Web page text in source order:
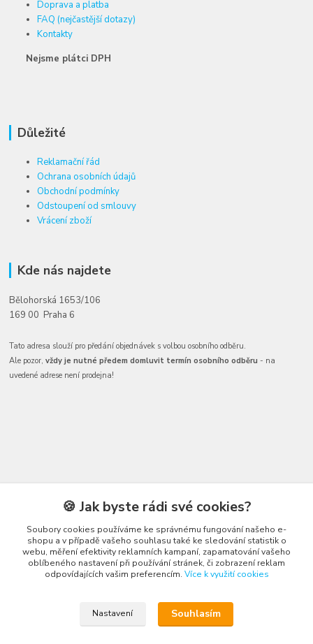
Doprava a platba
FAQ (nejčastější dotazy)
Kontakty
Nejsme plátci DPH
Důležité
Reklamační řád
Ochrana osobních údajů
Obchodní podmínky
Odstoupení od smlouvy
Vrácení zboží
Kde nás najdete
Bělohorská 1653/106
169 00 Praha 6
Tato adresa slouží pro předání objednávek s volbou osobního odběru.
Ale pozor,vždy je nutné předem domluvit termín osobního odběru - na
uvedené adrese není prodejna!
Kontakty
Honza Adámek
🍪 Jak byste rádi své cookies?
Soubory cookies používáme ke správnému fungování našeho e-
shopu a v případě vašeho souhlasu také ke sledování statistik o
webu, měření efektivity reklamních kampaní, zapamatování vašeho
oblíbeného nastavení při používání stránek, či zobrazení reklam
odpovídajících vašim preferencím. Více k využití cookies
Nastavení Souhlasím